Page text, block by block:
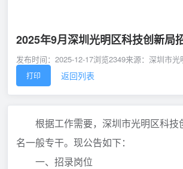
2025年9月深圳光明区科技创新局
发布时间：2025-12-17浏览2349来源：深圳市光
打印 返回列表
根据工作需要，深圳市光明区科技
名一般专干。现公告如下：
一、招录岗位